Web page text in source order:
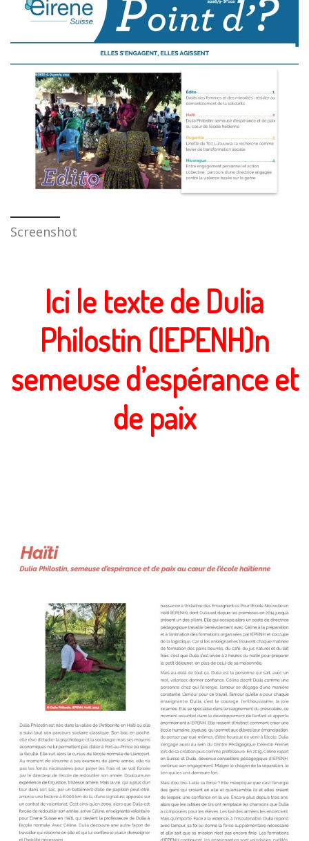
Screenshot
Ici le texte de Dulia
Philostin (IEPENH)n
semeuse d’espérance et
de paix